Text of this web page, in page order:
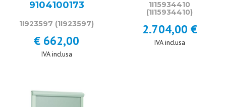
9104100173
1I923597 (1I923597)
€ 662,00
IVA inclusa
1I15934410
(1I15934410)
2.704,00 €
IVA inclusa